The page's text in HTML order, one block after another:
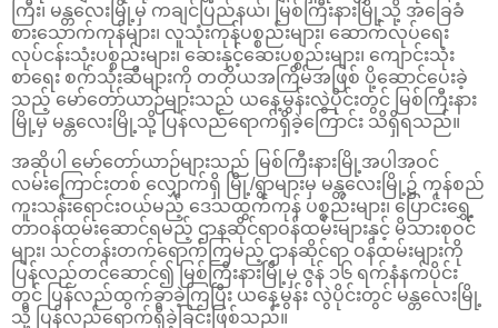
ကြီး၊ မန္တလေးမြို့မှ ကချင်ပြည်နယ်၊ မြစ်ကြီးနားမြို့သို့ အခြေခံ
စားသောက်ကုန်များ၊ လူသုံးကုန်ပစ္စည်းများ၊ ဆောက်လုပ်ရေး
လုပ်ငန်းသုံးပစ္စည်းများ၊ ဆေးနှင့်ဆေးပစ္စည်းများ၊ ကျောင်းသုံး
စာရေး စက်သုံးဆီများကို တတိယအကြိမ်အဖြစ် ပို့ဆောင်ပေးခဲ့
သည့် မော်တော်ယာဉ်များသည် ယနေ့မွန်းလွဲပိုင်းတွင် မြစ်ကြီးနား
မြို့မှ မန္တလေးမြို့သို့ ပြန်လည်ရောက်ရှိခဲ့ကြောင်း သိရှိရသည်။
အဆိုပါ မော်တော်ယာဉ်များသည် မြစ်ကြီးနားမြို့အပါအဝင်
လမ်းကြောင်းတစ် လျှောက်ရှိ မြို့/ရွာများမှ မန္တလေးမြို့၌ ကုန်စည်
ကူးသန်းရောင်းဝယ်မည့် ဒေသထွက်ကုန် ပစ္စည်းများ၊ ပြောင်းရွှေ့
တာဝန်ထမ်းဆောင်ရမည့် ဌာနဆိုင်ရာဝန်ထမ်းများနှင့် မိသားစုဝင်
များ၊ သင်တန်းတက်ရောက်ကြမည့် ဌာနဆိုင်ရာ ဝန်ထမ်းများကို
ပြန်လည်တင်ဆောင်၍ မြစ်ကြီးနားမြို့မှ ဇွန် ၁၆ ရက်နံနက်ပိုင်း
တွင် ပြန်လည်ထွက်ခွာခဲ့ကြပြီး ယနေ့မွန်း လွဲပိုင်းတွင် မန္တလေးမြို့
သို့ ပြန်လည်ရောက်ရှိခဲ့ခြင်းဖြစ်သည်။